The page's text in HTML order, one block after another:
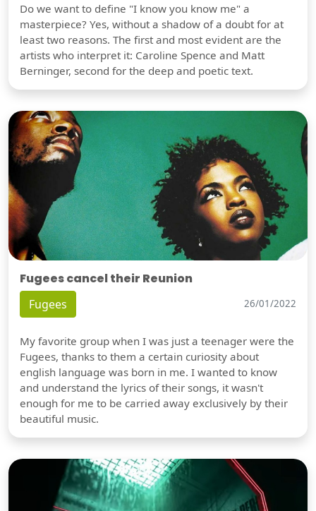
Do we want to define "I know you know me" a
masterpiece? Yes, without a shadow of a doubt for at
least two reasons. The first and most evident are the
artists who interpret it: Caroline Spence and Matt
Berninger, second for the deep and poetic text.
Fugees cancel their Reunion
Fugees 26/01/2022
My favorite group when I was just a teenager were the
Fugees, thanks to them a certain curiosity about
english language was born in me. I wanted to know
and understand the lyrics of their songs, it wasn't
enough for me to be carried away exclusively by their
beautiful music.